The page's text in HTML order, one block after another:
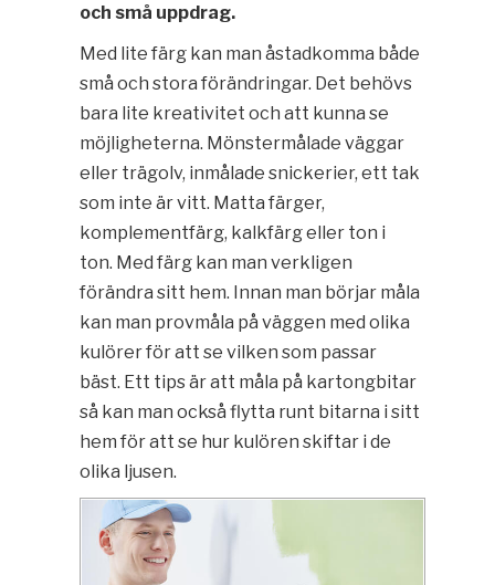
och små uppdrag.
Med lite färg kan man åstadkomma både
små och stora förändringar. Det behövs
bara lite kreativitet och att kunna se
möjligheterna. Mönstermålade väggar
eller trägolv, inmålade snickerier, ett tak
som inte är vitt. Matta färger,
komplementfärg, kalkfärg eller ton i
ton. Med färg kan man verkligen
förändra sitt hem. Innan man börjar måla
kan man provmåla på väggen med olika
kulörer för att se vilken som passar
bäst. Ett tips är att måla på kartongbitar
så kan man också flytta runt bitarna i sitt
hem för att se hur kulören skiftar i de
olika ljusen.